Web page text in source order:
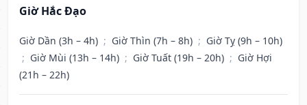
Giờ Hắc Đạo
Giờ Dần (3h – 4h) ; Giờ Thìn (7h – 8h) ; Giờ Tỵ (9h – 10h)
; Giờ Mùi (13h – 14h) ; Giờ Tuất (19h – 20h) ; Giờ Hợi
(21h – 22h)